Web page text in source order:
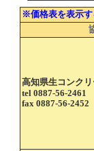
※価格表を表示す
高知県生コンク
tel 0887-56-2461
fax 0887-56-2452